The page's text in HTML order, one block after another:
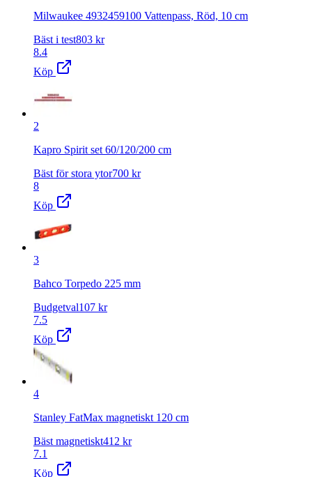
Milwaukee 4932459100 Vattenpass, Röd, 10 cm
Bäst i test803 kr
8.4
Köp
2
Kapro Spirit set 60/120/200 cm
Bäst för stora ytor700 kr
8
Köp
3
Bahco Torpedo 225 mm
Budgetval107 kr
7.5
Köp
4
Stanley FatMax magnetiskt 120 cm
Bäst magnetiskt412 kr
7.1
Köp